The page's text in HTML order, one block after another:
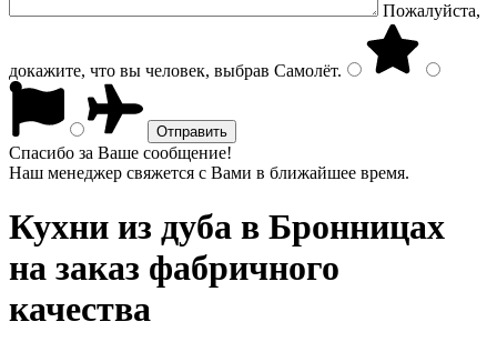
Пожалуйста,
докажите, что вы человек, выбрав Самолёт.
Спасибо за Ваше сообщение!
Наш менеджер свяжется с Вами в ближайшее время.
Кухни из дуба в Бронницах
на заказ фабричного
качества